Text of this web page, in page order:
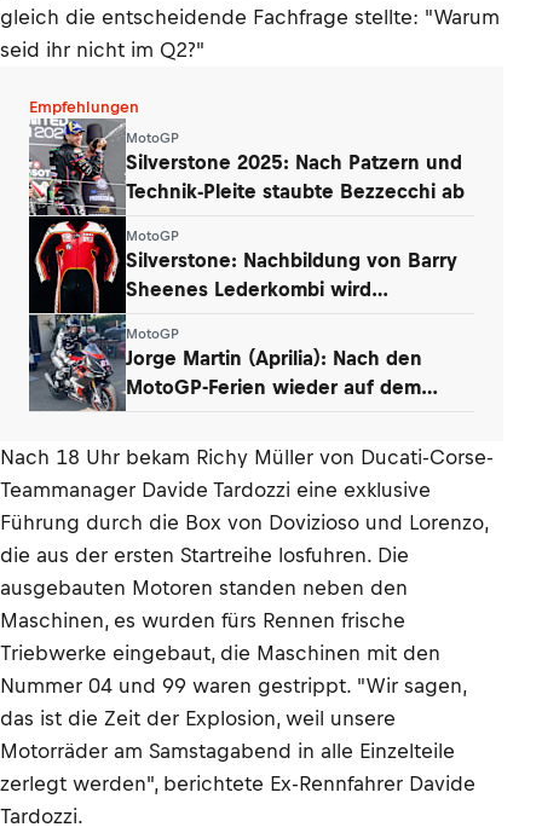
gleich die entscheidende Fachfrage stellte: "Warum
seid ihr nicht im Q2?"
Empfehlungen
MotoGP
Silverstone 2025: Nach Patzern und
Technik-Pleite staubte Bezzecchi ab
MotoGP
Silverstone: Nachbildung von Barry
Sheenes Lederkombi wird
MotoGP
Jorge Martin (Aprilia): Nach den
MotoGP-Ferien wieder auf dem
Nach 18 Uhr bekam Richy Müller von Ducati-Corse-
Teammanager Davide Tardozzi eine exklusive
Führung durch die Box von Dovizioso und Lorenzo,
die aus der ersten Startreihe losfuhren. Die
ausgebauten Motoren standen neben den
Maschinen, es wurden fürs Rennen frische
Triebwerke eingebaut, die Maschinen mit den
Nummer 04 und 99 waren gestrippt. "Wir sagen,
das ist die Zeit der Explosion, weil unsere
Motorräder am Samstagabend in alle Einzelteile
zerlegt werden", berichtete Ex-Rennfahrer Davide
Tardozzi.